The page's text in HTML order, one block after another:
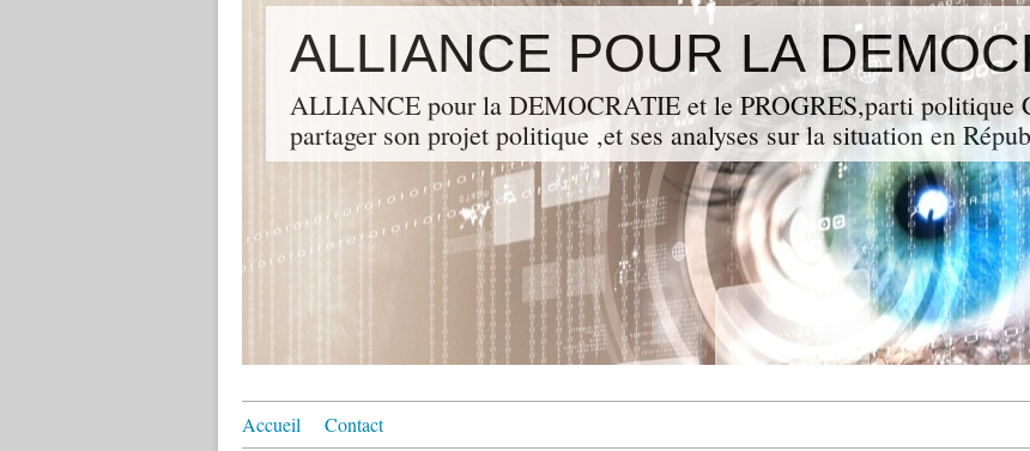
ALLIANCE pour la DEMOCRATIE et le PROGRES,parti politique
partager son projet politique ,et ses analyses sur la situation en
Accueil Contact